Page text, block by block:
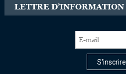
LETTRE D’INFORMATION
S'inscrire